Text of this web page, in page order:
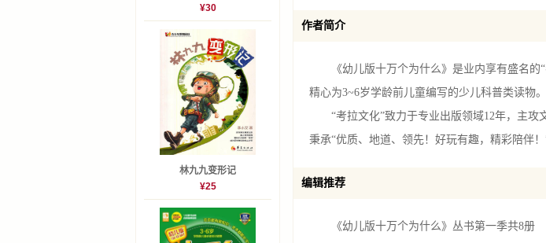
¥30
林九九变形记
¥25
白蚁和蚂蚁是同一种动物吗？ 12
蚁狮是怎样捕食的？ 13
缝叶蚁是怎样筑巢的？ 14
蜗牛走路为什么能留下印痕？ 15
知了为什么会撒尿喷人？ 16
蜜蜂为什么会采花蜜？ 18
作者简介
《幼儿版十万个为什么》是业内享有盛名的“
精心为3~6岁学龄前儿童编写的少儿科普类读物。
“考拉文化”致力于专业出版领域12年，主攻
秉承“优质、地道、领先！好玩有趣，精彩陪伴
编辑推荐
《幼儿版十万个为什么》丛书第一季共8册